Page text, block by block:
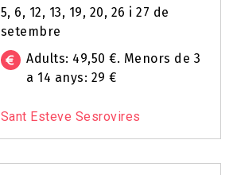
5, 6, 12, 13, 19, 20, 26 i 27 de
setembre
Adults: 49,50 €. Menors de 3
a 14 anys: 29 €
Sant Esteve Sesrovires